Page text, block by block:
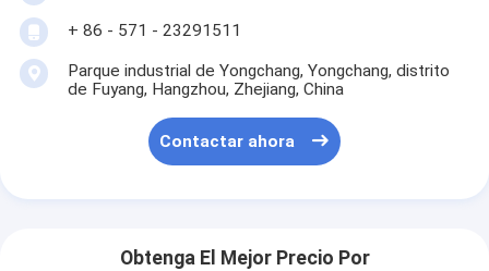
+ 86 - 571 - 23291511
Parque industrial de Yongchang, Yongchang, distrito
de Fuyang, Hangzhou, Zhejiang, China
Contactar ahora
Obtenga El Mejor Precio Por